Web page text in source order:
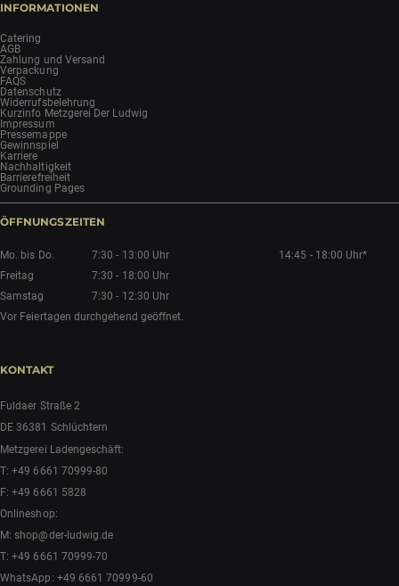
INFORMATIONEN
Catering
AGB
Zahlung und Versand
Verpackung
FAQS
Datenschutz
Widerrufsbelehrung
Kurzinfo Metzgerei Der Ludwig
Impressum
Pressemappe
Gewinnspiel
Karriere
Nachhaltigkeit
Barrierefreiheit
Grounding Pages
ÖFFNUNGSZEITEN
Mo. bis Do. 7:30 - 13:00 Uhr
14:45 - 18:00 Uhr*
Freitag
7:30 - 18:00 Uhr
Samstag
7:30 - 12:30 Uhr
Vor Feiertagen durchgehend geöffnet.
KONTAKT
Fuldaer Straße 2
DE 36381 Schlüchtern
Metzgerei Ladengeschäft:
T:+49 6661 70999-80
F: +49 6661 5828
Onlineshop:
M:shop@der-ludwig.de
T:+49 6661 70999-70
WhatsApp: +49 6661 70999-60